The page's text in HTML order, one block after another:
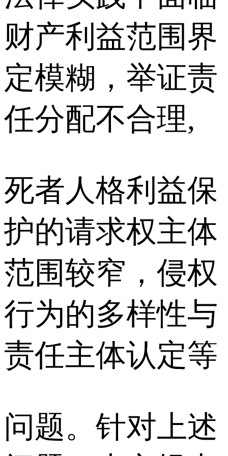
财产利益范围界
定模糊，举证责
任分配不合理,
死者人格利益保
护的请求权主体
范围较窄，侵权
行为的多样性与
责任主体认定等
问题。针对上述